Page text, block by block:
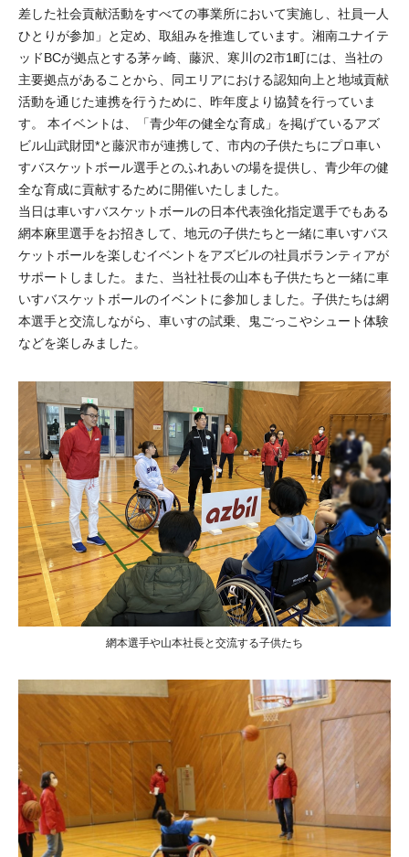
差した社会貢献活動をすべての事業所において実施し、社員一人
ひとりが参加」と定め、取組みを推進しています。湘南ユナイテ
ッドBCが拠点とする茅ヶ崎、藤沢、寒川の2市1町には、当社の
主要拠点があることから、同エリアにおける認知向上と地域貢献
活動を通じた連携を行うために、昨年度より協賛を行っていま
す。 本イベントは、「青少年の健全な育成」を掲げているアズ
ビル山武財団*と藤沢市が連携して、市内の子供たちにプロ車い
すバスケットボール選手とのふれあいの場を提供し、青少年の健
全な育成に貢献するために開催いたしました。
当日は車いすバスケットボールの日本代表強化指定選手でもある
網本麻里選手をお招きして、地元の子供たちと一緒に車いすバス
ケットボールを楽しむイベントをアズビルの社員ボランティアが
サポートしました。また、当社社長の山本も子供たちと一緒に車
いすバスケットボールのイベントに参加しました。子供たちは網
本選手と交流しながら、車いすの試乗、鬼ごっこやシュート体験
などを楽しみました。
網本選手や山本社長と交流する子供たち